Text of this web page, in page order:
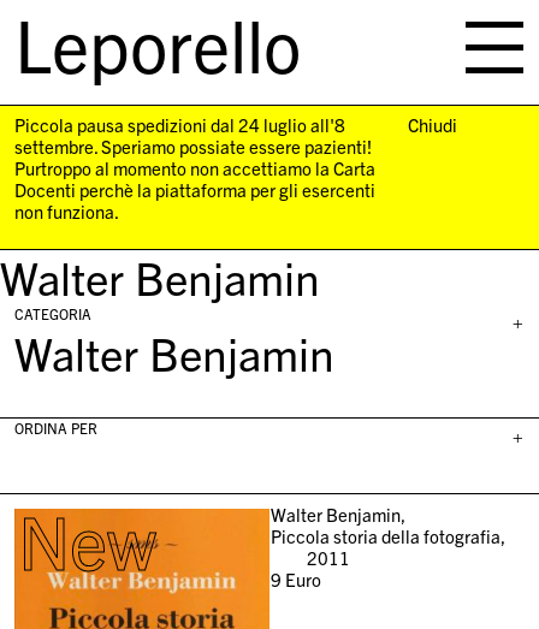
Leporello
navigation
Piccola pausa spedizioni dal 24 luglio all'8
settembre. Speriamo possiate essere pazienti!
Purtroppo al momento non accettiamo la Carta
Docenti perchè la piattaforma per gli esercenti
non funziona.
Chiudi
Walter Benjamin
+
CATEGORIA
Walter Benjamin
+
ORDINA PER
New
Walter Benjamin,
Piccola storia della fotografia,
2011
9 Euro